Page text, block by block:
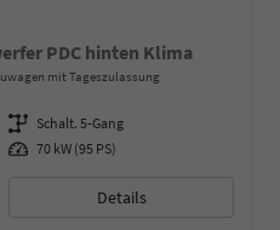
PDC hinten Klima
mit Tageszulassung
Getriebe Schalt. 5-Gang
Leistung 70 kW (95 PS)
Details